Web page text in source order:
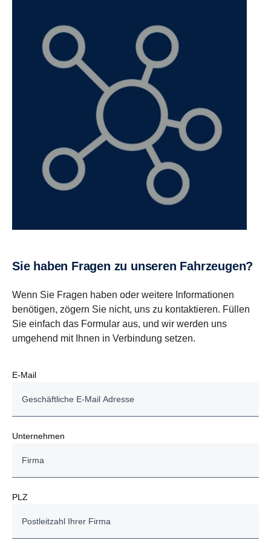
Sie haben Fragen zu unseren Fahrzeugen?
Wenn Sie Fragen haben oder weitere Informationen
benötigen, zögern Sie nicht, uns zu kontaktieren. Füllen
Sie einfach das Formular aus, und wir werden uns
umgehend mit Ihnen in Verbindung setzen.
E-Mail
Unternehmen
PLZ